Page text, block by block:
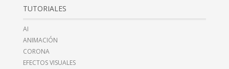
TUTORIALES
AI
ANIMACIÓN
CORONA
EFECTOS VISUALES